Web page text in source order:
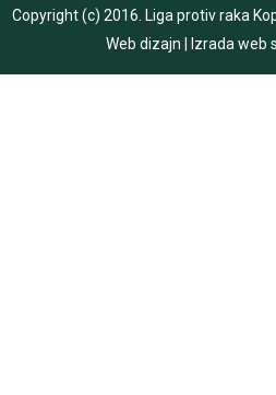
Copyright (c) 2016. Liga protiv raka
Web dizajn
Izrada web